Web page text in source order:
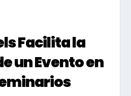
Facilita la
un Evento en